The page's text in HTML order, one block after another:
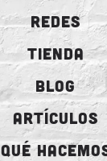
REDES
TIENDA
BLOG
ARTÍCULOS
QUÉ